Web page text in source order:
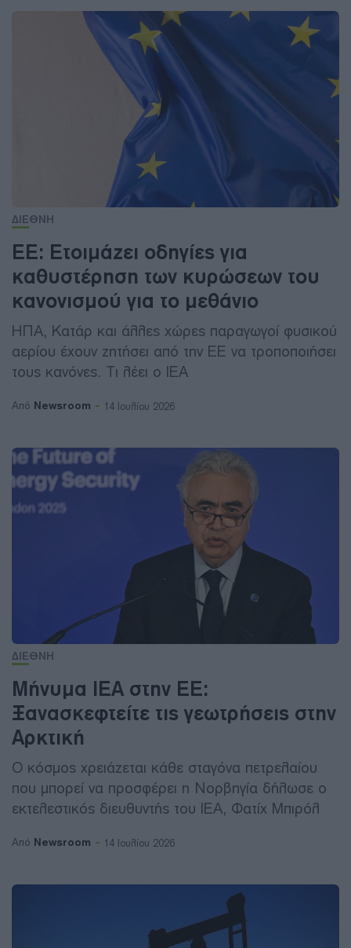
ΔΙΕΘΝΗ
ΕΕ: Ετοιμάζει οδηγίες για
καθυστέρηση των κυρώσεων του
κανονισμού για το μεθάνιο
ΗΠΑ, Κατάρ και άλλες χώρες παραγωγοί φυσικού
αερίου έχουν ζητήσει από την ΕΕ να τροποποιήσει
τους κανόνες. Τι λέει ο ΙΕΑ
Από Newsroom 14 Ιουλίου 2026
ΔΙΕΘΝΗ
Μήνυμα ΙΕΑ στην ΕΕ:
Ξανασκεφτείτε τις γεωτρήσεις στην
Αρκτική
Ο κόσμος χρειάζεται κάθε σταγόνα πετρελαίου
που μπορεί να προσφέρει η Νορβηγία δήλωσε ο
εκτελεστικός διευθυντής του IEA, Φατίχ Μπιρόλ
Από Newsroom 14 Ιουλίου 2026